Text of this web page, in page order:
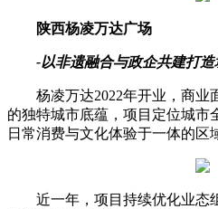
陕西杨凌万达广场
-以非遗融合与政企共建打
杨凌万达2022年开业，商业
的独特城市底蕴，项目定位城市
日常消费与文化体验于一体的区
近一年，项目持续优化业态